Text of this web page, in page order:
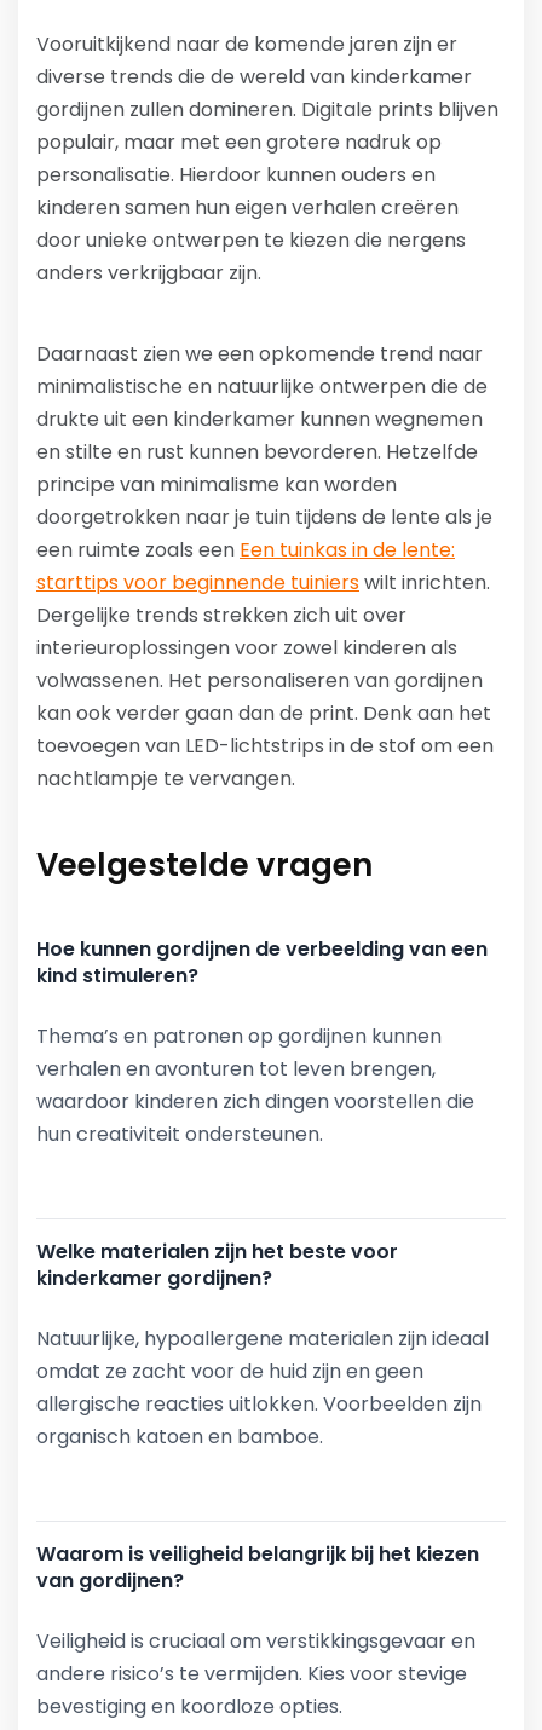
Vooruitkijkend naar de komende jaren zijn er
diverse trends die de wereld van kinderkamer
gordijnen zullen domineren. Digitale prints blijven
populair, maar met een grotere nadruk op
personalisatie. Hierdoor kunnen ouders en
kinderen samen hun eigen verhalen creëren
door unieke ontwerpen te kiezen die nergens
anders verkrijgbaar zijn.
Daarnaast zien we een opkomende trend naar
minimalistische en natuurlijke ontwerpen die de
drukte uit een kinderkamer kunnen wegnemen
en stilte en rust kunnen bevorderen. Hetzelfde
principe van minimalisme kan worden
doorgetrokken naar je tuin tijdens de lente als je
een ruimte zoals een Een tuinkas in de lente:
starttips voor beginnende tuinierswilt inrichten.
Dergelijke trends strekken zich uit over
interieuroplossingen voor zowel kinderen als
volwassenen. Het personaliseren van gordijnen
kan ook verder gaan dan de print. Denk aan het
toevoegen van LED-lichtstrips in de stof om een
nachtlampje te vervangen.
Veelgestelde vragen
Hoe kunnen gordijnen de verbeelding van een
kind stimuleren?
Thema’s en patronen op gordijnen kunnen
verhalen en avonturen tot leven brengen,
waardoor kinderen zich dingen voorstellen die
hun creativiteit ondersteunen.
Welke materialen zijn het beste voor
kinderkamer gordijnen?
Natuurlijke, hypoallergene materialen zijn ideaal
omdat ze zacht voor de huid zijn en geen
allergische reacties uitlokken. Voorbeelden zijn
organisch katoen en bamboe.
Waarom is veiligheid belangrijk bij het kiezen
van gordijnen?
Veiligheid is cruciaal om verstikkingsgevaar en
andere risico’s te vermijden. Kies voor stevige
bevestiging en koordloze opties.